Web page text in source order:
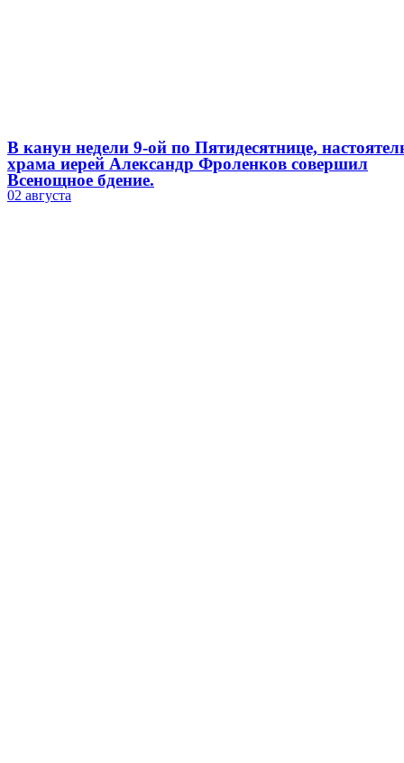
В канун недели 9-ой по Пятидесятнице,
храма иерей Александр Фроленков совершил
Всенощное бдение.
02 августа